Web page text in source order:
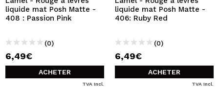
liquide mat Posh Matte -
408 : Passion Pink
(0)
6,49€
ACHETER
TVA Incl.
liquide mat Posh Matte -
406: Ruby Red
(0)
6,49€
ACHETER
TVA Incl.